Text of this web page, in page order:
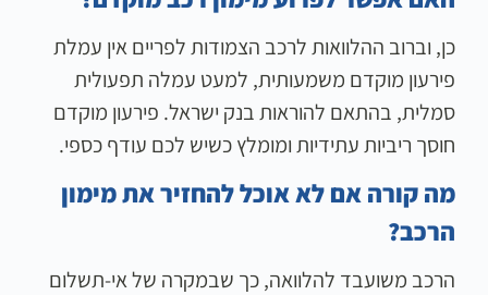
כן, וברוב ההלוואות לרכב הצמודות לפריים אין עמלת
פירעון מוקדם משמעותית, למעט עמלה תפעולית
סמלית, בהתאם להוראות בנק ישראל. פירעון מוקדם
חוסך ריביות עתידיות ומומלץ כשיש לכם עודף כספי.
מה קורה אם לא אוכל להחזיר את מימון
הרכב?
הרכב משועבד להלוואה, כך שבמקרה של אי-תשלום